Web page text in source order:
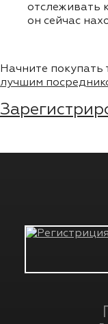
отслеживать
он сейчас
Начните покупать
лучшим